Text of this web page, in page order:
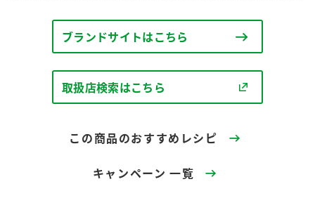
クイック調味料 レモン果汁
ふりかけ おすしの素
ぽん酢
かおりの蔵
企業理念
ミツカンの歴史
ミツカンを知る
ZENB initiative
採用情報
ニュースリリース
ブランドサイトはこちら
取扱店検索はこちら
この商品のおすすめレシピ
キャンペーン 一覧